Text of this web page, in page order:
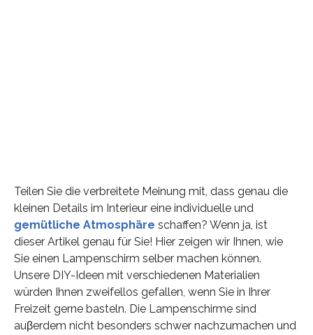
Teilen Sie die verbreitete Meinung mit, dass genau die
kleinen Details im Interieur eine individuelle und
gemütliche Atmosphäre schaffen? Wenn ja, ist
dieser Artikel genau für Sie! Hier zeigen wir Ihnen, wie
Sie einen Lampenschirm selber machen können.
Unsere DIY-Ideen mit verschiedenen Materialien
würden Ihnen zweifellos gefallen, wenn Sie in Ihrer
Freizeit gerne basteln. Die Lampenschirme sind
auβerdem nicht besonders schwer nachzumachen und